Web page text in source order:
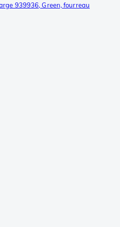
939936, Green, fourreau